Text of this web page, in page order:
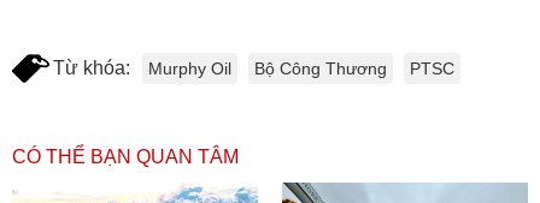
Từ khóa: Murphy Oil Bộ Công Thương PTSC
CÓ THỂ BẠN QUAN TÂM